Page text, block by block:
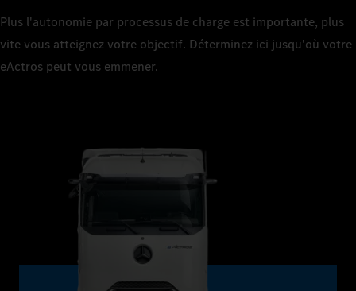
Plus l'autonomie par processus de charge est importante, plus
vite vous atteignez votre objectif. Déterminez ici jusqu'où votre
eActros peut vous emmener.